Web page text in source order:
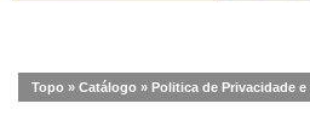
Topo » Catálogo » Politica de Privacidade